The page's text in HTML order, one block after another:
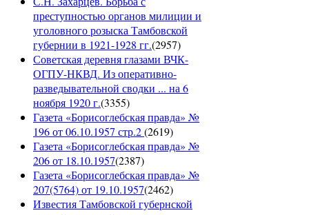
преступностью органов милиции и
уголовного розыска Тамбовской
губернии в 1921-1928 гг.(2957)
Советская деревня глазами ВЧК-
ОГПУ-НКВД. Из оперативно-
разведывательной сводки ... на 6
ноября 1920 г.(3355)
Газета «Борисоглебская правда» №
196 от 06.10.1957 стр.2(2619)
Газета «Борисоглебская правда» №
206 от 18.10.1957(2387)
Газета «Борисоглебская правда» №
207(5764) от 19.10.1957(2462)
Известия Тамбовской губернской